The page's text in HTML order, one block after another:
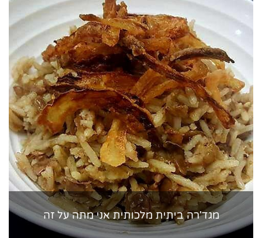
מגד'רה ביתית מלכותית אני מתה על זה